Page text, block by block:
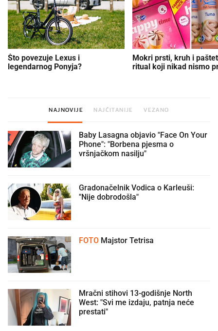
Što povezuje Lexus i
legendarnog Ponyja?
Mokri prsti, kruh i
ritual koji nikad nismo
NAJNOVIJE NAJČITANIJE VEZANO
Baby Lasagna objavio "Face On Your
Phone": "Borbena pjesma o
vršnjačkom nasilju"
Gradonačelnik Vodica o Karleuši:
"Nije dobrodošla"
FOTO Majstor Tetrisa
Mračni stihovi 13-godišnje North
West: "Svi me izdaju, patnja neće
prestati"